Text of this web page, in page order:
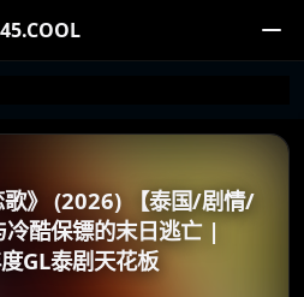
歌》 (2026) 【泰国/剧情/
酷保镖的末日逃亡 |
GL泰剧天花板